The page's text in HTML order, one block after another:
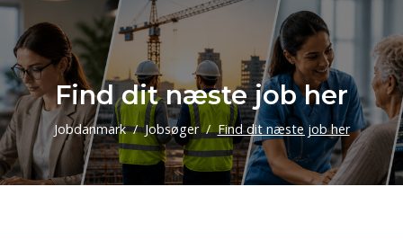
Find dit næste job her
Jobdanmark Jobsøger Find dit næste job her